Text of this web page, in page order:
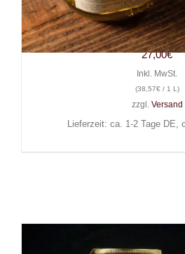
Likör O’Donnell
Bratapfel, 0,7 l,
27,00€
Inkl. MwSt.
(38,57€/ 1 L)
zzgl. Versand
Lieferzeit: ca. 1-2 Tage DE,